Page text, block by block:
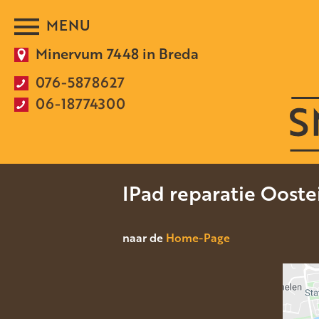
Minervum 7448 in Breda
076-5878627
06-18774300
IPad reparatie
naar de Home-Page